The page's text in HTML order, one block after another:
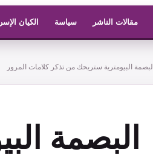
مقالات الناشر سياسة الكيان
البصمة البيومترية ستريحك من تذكر كلامات المرور
البصمة